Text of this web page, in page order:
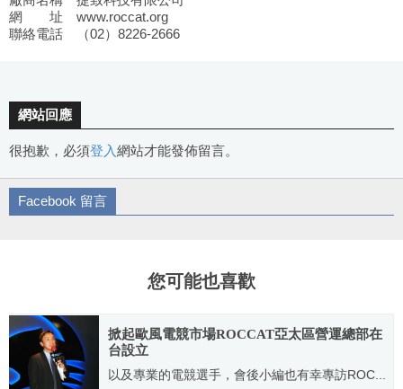
網 址 www.roccat.org
聯絡電話 （02）8226-2666
網站回應
很抱歉，必須登入網站才能發佈留言。
Facebook 留言
您可能也喜歡
掀起歐風電競市場ROCCAT亞太區營運總部在
台設立
以及專業的電競選手，會後小編也有幸專訪ROC...